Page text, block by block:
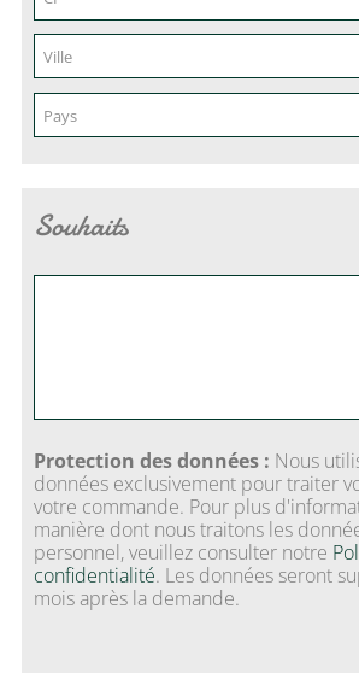
Souhaits
Protection des données : Nous
données exclusivement pour traiter
votre commande. Pour plus
manière dont nous traitons les
personnel, veuillez consulter notre
confidentialité. Les données seront
mois après la demande.